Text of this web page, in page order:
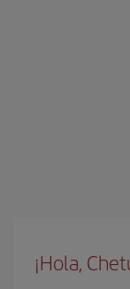
¡Hola,